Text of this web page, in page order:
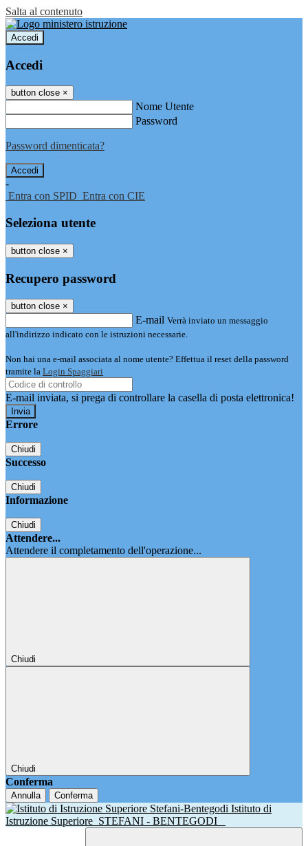
Salta al contenuto
Accedi
Accedi
button close ×
Nome Utente
Password
Password dimenticata?
-
Entra con SPID Entra con CIE
Seleziona utente
button close ×
Recupero password
button close ×
E-mail Verrà inviato un messaggio
all'indirizzo indicato con le istruzioni necessarie.
Non hai una e-mail associata al nome utente? Effettua il reset della password
tramite la Login Spaggiari
E-mail inviata, si prega di controllare la casella di posta elettronica!
Errore
Chiudi
Successo
Chiudi
Informazione
Chiudi
Attendere...
Attendere il completamento dell'operazione...
Chiudi
Chiudi
Conferma
Annulla Conferma
Istituto di
Istruzione Superiore STEFANI - BENTEGODI